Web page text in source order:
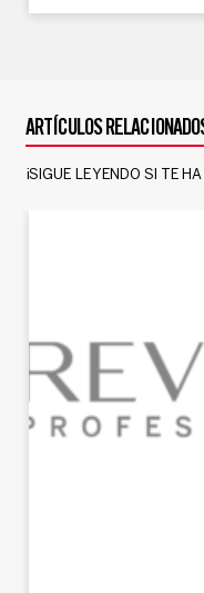
ARTÍCULOS
¡SIGUE LEYENDO SI TE